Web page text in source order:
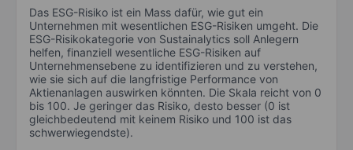
Das ESG-Risiko ist ein Mass dafür, wie gut ein
Unternehmen mit wesentlichen ESG-Risiken umgeht. Die
ESG-Risikokategorie von Sustainalytics soll Anlegern
helfen, finanziell wesentliche ESG-Risiken auf
Unternehmensebene zu identifizieren und zu verstehen,
wie sie sich auf die langfristige Performance von
Aktienanlagen auswirken könnten. Die Skala reicht von 0
bis 100. Je geringer das Risiko, desto besser (0 ist
gleichbedeutend mit keinem Risiko und 100 ist das
schwerwiegendste).